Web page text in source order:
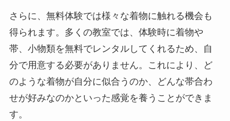
さらに、無料体験では様々な着物に触れる機会も
得られます。多くの教室では、体験時に着物や
帯、小物類を無料でレンタルしてくれるため、自
分で用意する必要がありません。これにより、ど
のような着物が自分に似合うのか、どんな帯合わ
せが好みなのかといった感覚を養うことができま
す。